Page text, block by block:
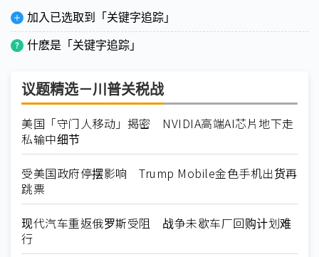
加入已选取到「关键字追踪」
什麽是「关键字追踪」
议题精选－川普关税战
美国「守门人移动」揭密 NVIDIA高端AI芯片地下走
私输中细节
受美国政府停摆影响 Trump Mobile金色手机出货再
跳票
现代汽车重返俄罗斯受阻 战争未歇车厂回购计划难
行